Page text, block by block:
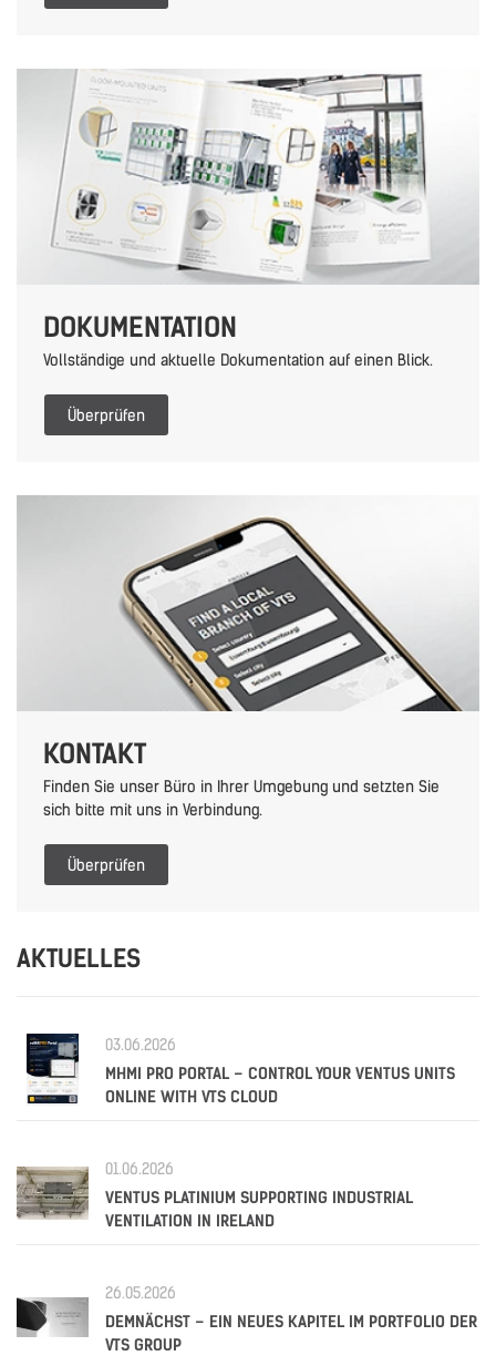
DOKUMENTATION
Vollständige und aktuelle Dokumentation auf einen Blick.
Überprüfen
KONTAKT
Finden Sie unser Büro in Ihrer Umgebung und setzten Sie
sich bitte mit uns in Verbindung.
Überprüfen
AKTUELLES
03.06.2026
MHMI PRO PORTAL – CONTROL YOUR VENTUS UNITS
ONLINE WITH VTS CLOUD
01.06.2026
VENTUS PLATINIUM SUPPORTING INDUSTRIAL
VENTILATION IN IRELAND
26.05.2026
DEMNÄCHST – EIN NEUES KAPITEL IM PORTFOLIO DER
VTS GROUP